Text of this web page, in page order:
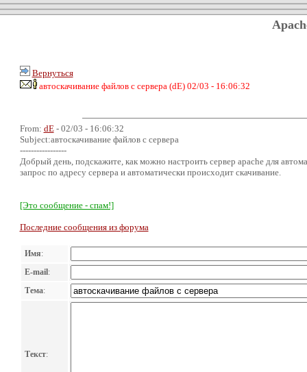
Вернуться
автоскачивание файлов с сервера (dE) 02/03 - 16:06:32
From: dE- 02/03 - 16:06:32
Subject:автоскачивание файлов с сервера
-----------------
Добрый день, подскажите, как можно настроить сервер apache для
запрос по адресу сервера и автоматически происходит скачивание.
[Это сообщение - спам!]
Последние сообщения из форума
Имя:
E-mail:
Тема:
Текст: